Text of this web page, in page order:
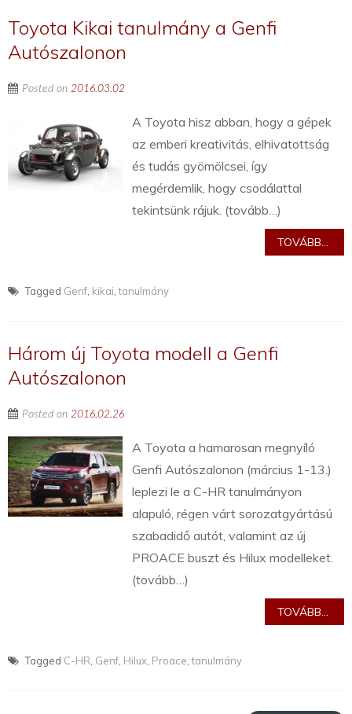
Toyota Kikai tanulmány a Genfi
Autószalonon
Posted on 2016.03.02
A Toyota hisz abban, hogy a gépek
az emberi kreativitás, elhivatottság
és tudás gyömölcsei, így
megérdemlik, hogy csodálattal
tekintsünk rájuk. (tovább…)
TOVÁBB...
Tagged Genf kikai ,tanulmány
Három új Toyota modell a Genfi
Autószalonon
Posted on 2016.02.26
A Toyota a hamarosan megnyíló
Genfi Autószalonon (március 1-13.)
leplezi le a C-HR tanulmányon
alapuló, régen várt sorozatgyártású
szabadidő autót, valamint az új
PROACE buszt és Hilux modelleket.
(tovább…)
TOVÁBB...
Tagged C-HR Genf Hilux Proace ,tanulmány